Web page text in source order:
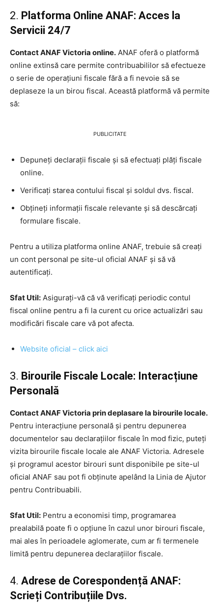
2. Platforma Online ANAF: Acces la
Servicii 24/7
Contact ANAF Victoria online. ANAF oferă o platformă
online extinsă care permite contribuabililor să efectueze
o serie de operațiuni fiscale fără a fi nevoie să se
deplaseze la un birou fiscal. Această platformă vă permite
să:
PUBLICITATE
Depuneți declarații fiscale și să efectuați plăți fiscale
online.
Verificați starea contului fiscal și soldul dvs. fiscal.
Obțineți informații fiscale relevante și să descărcați
formulare fiscale.
Pentru a utiliza platforma online ANAF, trebuie să creați
un cont personal pe site-ul oficial ANAF și să vă
autentificați.
Sfat Util: Asigurați-vă că vă verificați periodic contul
fiscal online pentru a fi la curent cu orice actualizări sau
modificări fiscale care vă pot afecta.
Website oficial – click aici
3. Birourile Fiscale Locale: Interacțiune
Personală
Contact ANAF Victoria prin deplasare la birourile locale.
Pentru interacțiune personală și pentru depunerea
documentelor sau declarațiilor fiscale în mod fizic, puteți
vizita birourile fiscale locale ale ANAF Victoria. Adresele
și programul acestor birouri sunt disponibile pe site-ul
oficial ANAF sau pot fi obținute apelând la Linia de Ajutor
pentru Contribuabili.
Sfat Util: Pentru a economisi timp, programarea
prealabilă poate fi o opțiune în cazul unor birouri fiscale,
mai ales în perioadele aglomerate, cum ar fi termenele
limită pentru depunerea declarațiilor fiscale.
4. Adrese de Corespondență ANAF:
Scrieți Contribuțiile Dvs.